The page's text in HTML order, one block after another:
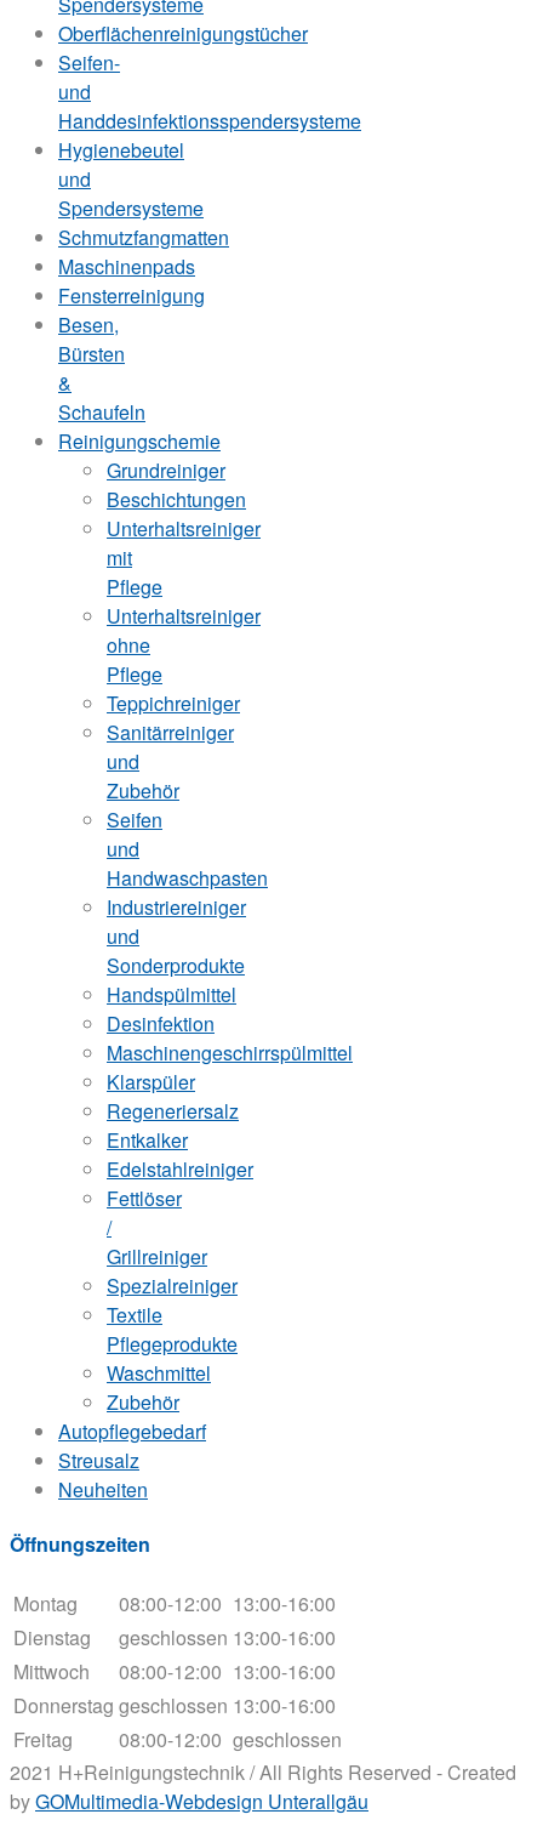
Oberflächenreinigungstücher
Seifen-
und
Handdesinfektionsspendersysteme
Hygienebeutel
und
Spendersysteme
Schmutzfangmatten
Maschinenpads
Fensterreinigung
Besen,
Bürsten
&
Schaufeln
Reinigungschemie
Grundreiniger
Beschichtungen
Unterhaltsreiniger
mit
Pflege
Unterhaltsreiniger
ohne
Pflege
Teppichreiniger
Sanitärreiniger
und
Zubehör
Seifen
und
Handwaschpasten
Industriereiniger
und
Sonderprodukte
Handspülmittel
Desinfektion
Maschinengeschirrspülmittel
Klarspüler
Regeneriersalz
Entkalker
Edelstahlreiniger
Fettlöser
/
Grillreiniger
Spezialreiniger
Textile
Pflegeprodukte
Waschmittel
Zubehör
Autopflegebedarf
Streusalz
Neuheiten
Öffnungszeiten
Montag 08:00-12:00 13:00-16:00
Dienstag
geschlossen 13:00-16:00
Mittwoch
08:00-12:00 13:00-16:00
Donnerstag geschlossen 13:00-16:00
Freitag
08:00-12:00 geschlossen
2021 H+Reinigungstechnik / All Rights Reserved - Created
byGOMultimedia-Webdesign Unterallgäu